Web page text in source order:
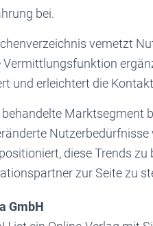
bei.
vernetzt
Vermittlungsfunktion
und erleichtert die
Marktsegment
diese Trends
zur Seite zu
GmbH